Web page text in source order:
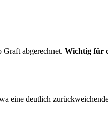
Graft abgerechnet. Wichtig für
eine deutlich